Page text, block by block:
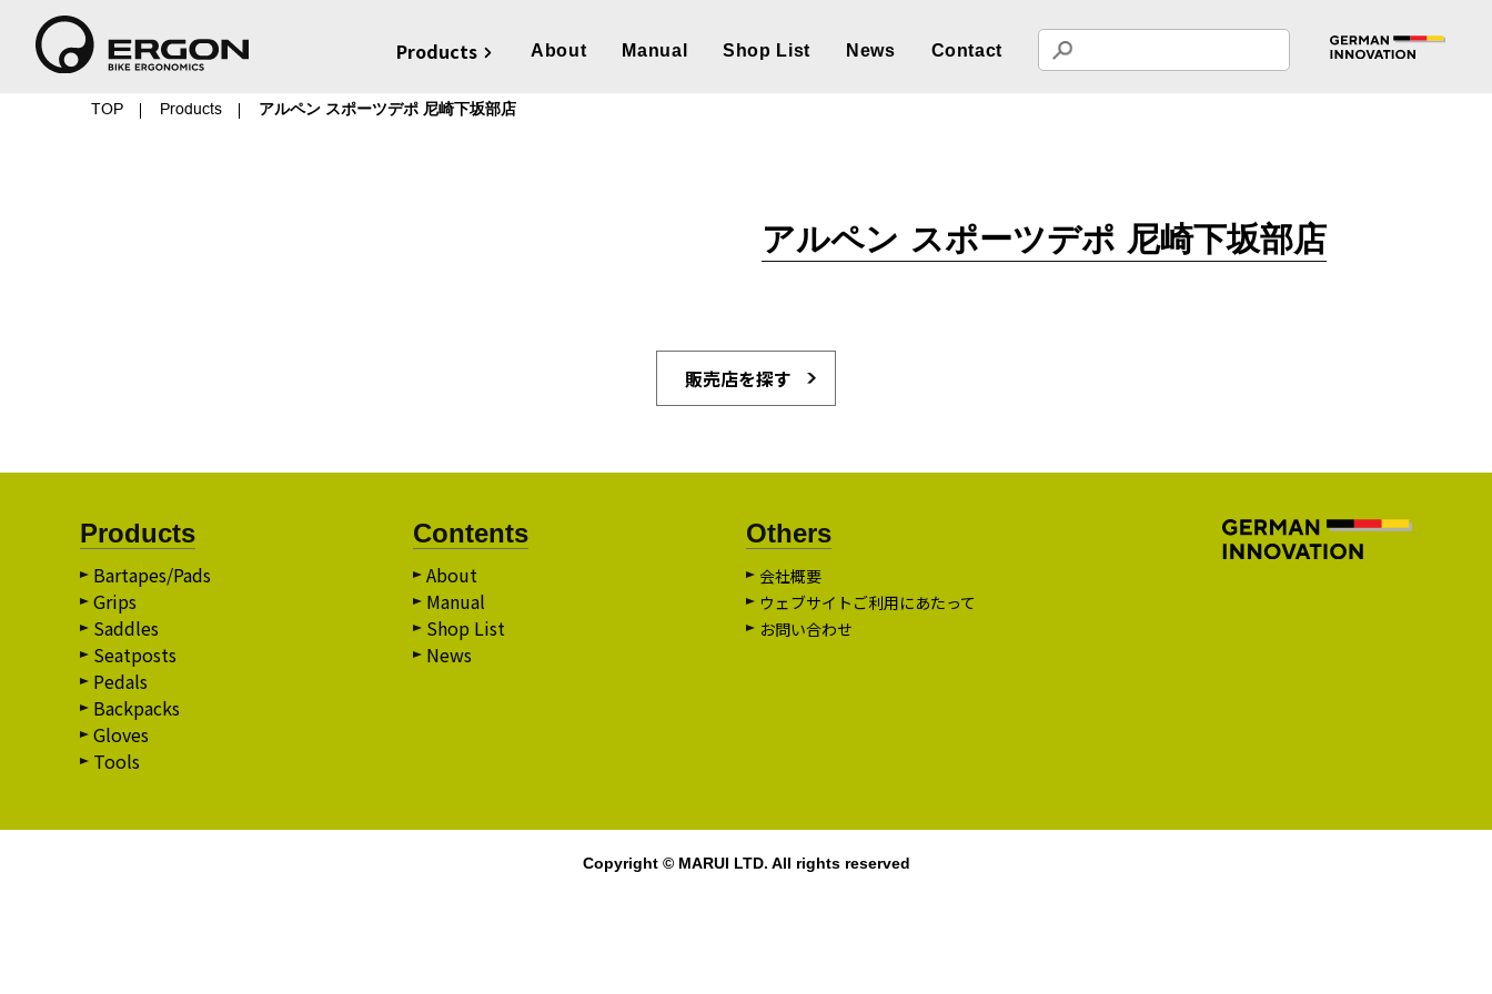
Products About Manual Shop List News Contact
TOP Products アルペン スポーツデポ 尼崎下坂部店
アルペン スポーツデポ 尼崎下坂部店
販売店を探す
Products
Bartapes/Pads
Grips
Saddles
Seatposts
Pedals
Backpacks
Gloves
Tools
Contents
About
Manual
Shop List
News
Others
会社概要
ウェブサイトご利用にあたって
お問い合わせ
Copyright © MARUI LTD. All rights reserved